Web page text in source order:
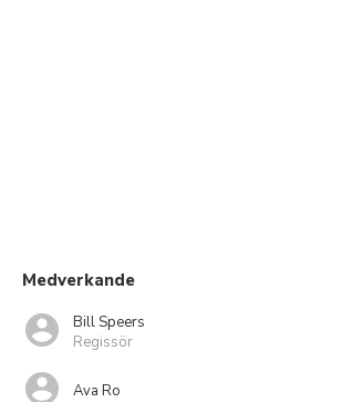
Medverkande
Bill Speers
Regissör
Ava Ro